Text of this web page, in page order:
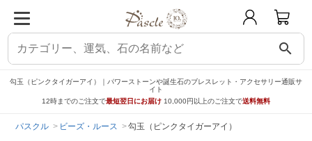
search
勾玉（ピンクタイガーアイ）｜パワーストーンや誕生石のブレスレット・アクセサリー通販サ
イト
12時までのご注文で最短翌日にお届け 10,000円以上のご注文で送料無料
パスクル ビーズ・ルース 勾玉（ピンクタイガーアイ）